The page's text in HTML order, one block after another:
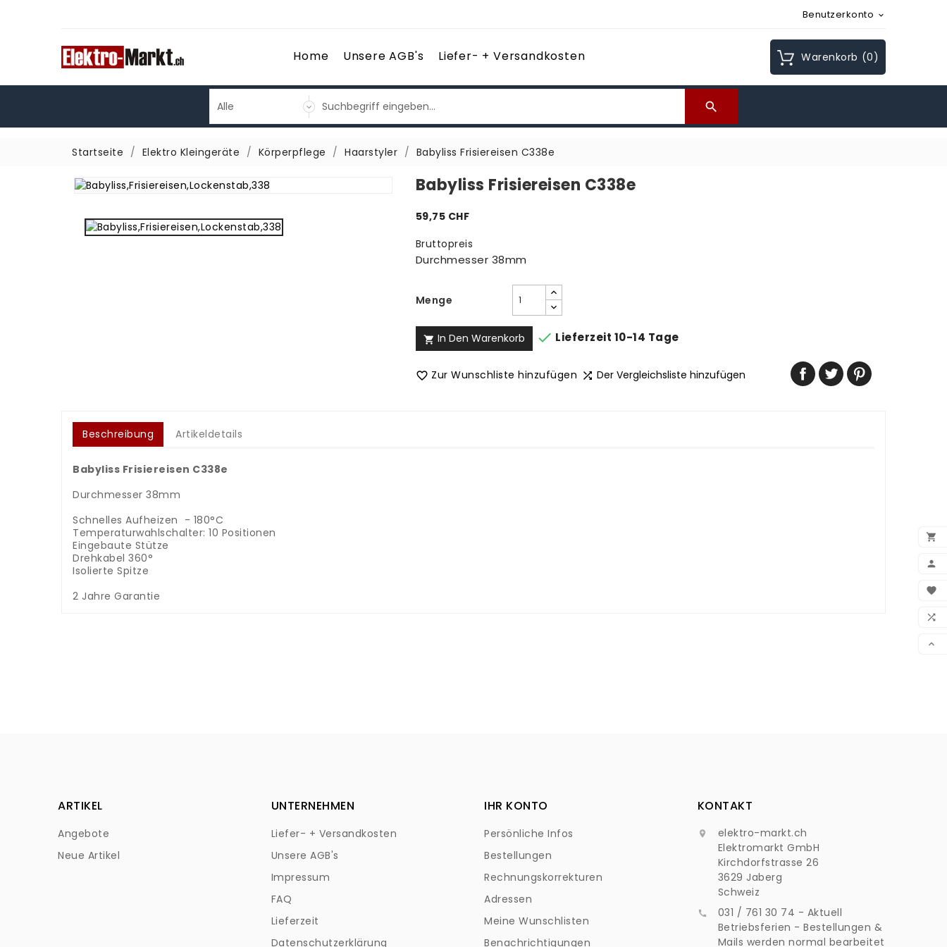





Benutzerkonto 
Home Unsere AGB's Liefer- + Versandkosten Warenkorb (0)

Startseite Elektro Kleingeräte Körperpflege Haarstyler Babyliss Frisiereisen C338e
Babyliss Frisiereisen C338e
59,75 CHF
Bruttopreis
Durchmesser 38mm
Menge
 In Den Warenkorb  Lieferzeit 10-14 Tage
 Zur Wunschliste hinzufügen  Der Vergleichsliste hinzufügen
Beschreibung Artikeldetails
Babyliss Frisiereisen C338e
Durchmesser 38mm
Schnelles Aufheizen - 180°C
Temperaturwahlschalter: 10 Positionen
Eingebaute Stütze
Drehkabel 360°
Isolierte Spitze
2 Jahre Garantie
ARTIKEL
Angebote
Neue Artikel
UNTERNEHMEN
Liefer- + Versandkosten
Unsere AGB's
Impressum
FAQ
Lieferzeit
Datenschutzerklärung
IHR KONTO
Persönliche Infos
Bestellungen
Rechnungskorrekturen
Adressen
Meine Wunschlisten
Benachrichtigungen
KONTAKT

elektro-markt.ch
Elektromarkt GmbH
Kirchdorfstrasse 26
3629 Jaberg
Schweiz

031 / 761 30 74 - Aktuell
Betriebsferien - Bestellungen &
Mails werden normal bearbeitet